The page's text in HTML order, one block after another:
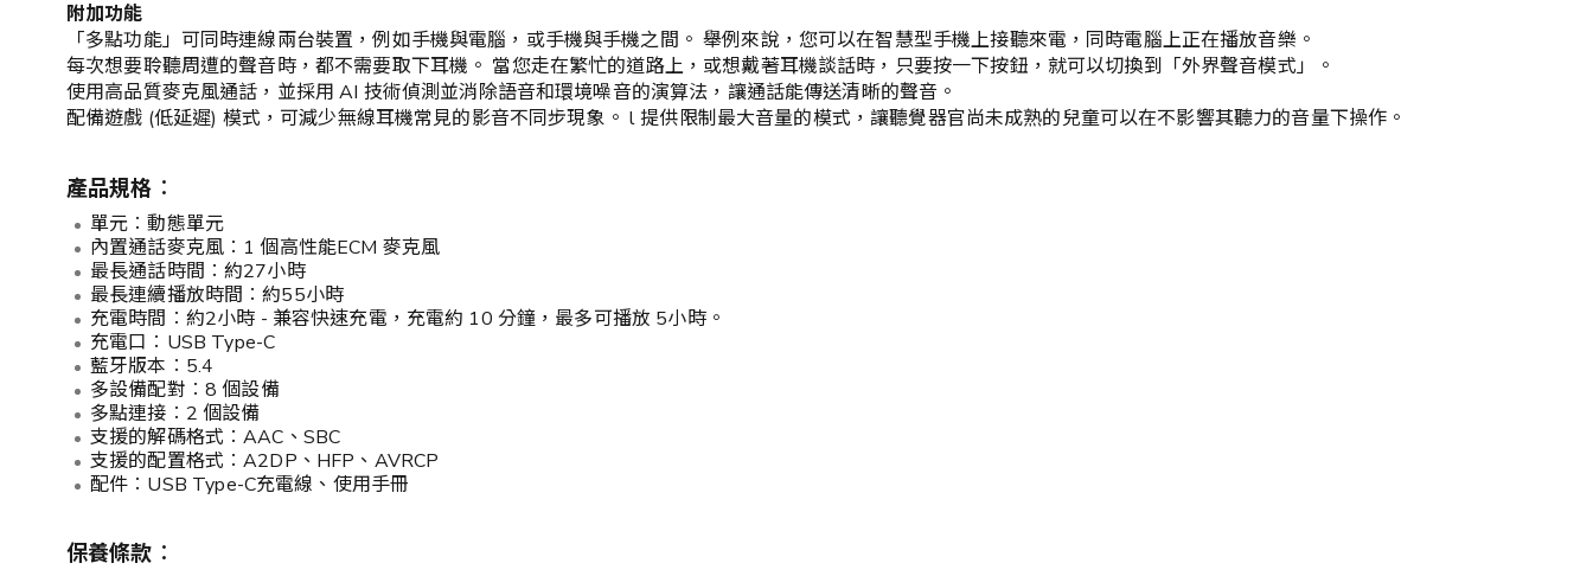
附加功能
「多點功能」可同時連線兩台裝置，例如手機與電腦，或手機與手機之間。 舉例來說，您可以在智慧型手機上接聽來電，同時電腦上正在播放音樂。
每次想要聆聽周遭的聲音時，都不需要取下耳機。 當您走在繁忙的道路上，或想戴著耳機談話時，只要按一下按鈕，就可以切換到「外界聲音模式」。
使用高品質麥克風通話，並採用 AI 技術偵測並消除語音和環境噪音的演算法，讓通話能傳送清晰的聲音。
配備遊戲 (低延遲) 模式，可減少無線耳機常見的影音不同步現象。 l 提供限制最大音量的模式，讓聽覺器官尚未成熟的兒童可以在不影響其聽力的音量下操作。
產品規格︰
單元︰動態單元
內置通話麥克風︰1 個高性能ECM 麥克風
最長通話時間︰約27小時
最長連續播放時間︰約55小時
充電時間︰約2小時 - 兼容快速充電，充電約 10 分鐘，最多可播放 5小時。
充電口︰USB Type-C
藍牙版本︰5.4
多設備配對︰8 個設備
多點連接︰2 個設備
支援的解碼格式︰AAC、SBC
支援的配置格式︰A2DP、HFP、AVRCP
配件︰USB Type-C充電線、使用手冊
保養條款︰